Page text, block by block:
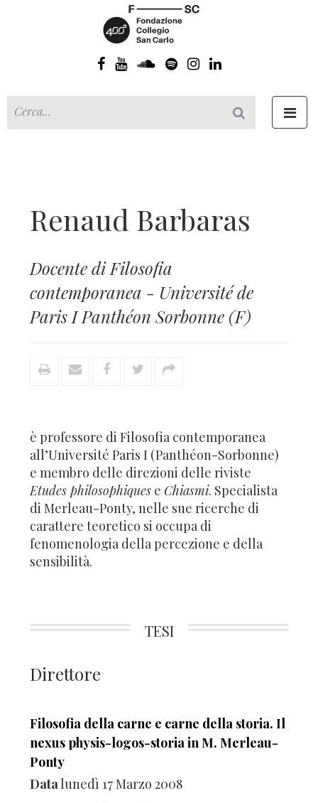
Renaud Barbaras
Docente di Filosofia
contemporanea - Université de
Paris I Panthéon Sorbonne (F)
è professore di Filosofia contemporanea
all’Université Paris I (Panthéon-Sorbonne)
e membro delle direzioni delle riviste
Etudes philosophiques e Chiasmi. Specialista
di Merleau-Ponty, nelle sue ricerche di
carattere teoretico si occupa di
fenomenologia della percezione e della
sensibilità.
TESI
Direttore
Filosofia della carne e carne della storia. Il
nexus physis-logos-storia in M. Merleau-
Ponty
Datalunedì 17 Marzo 2008